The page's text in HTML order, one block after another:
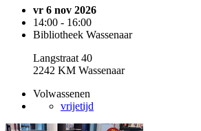
vr 6 nov 2026
14:00 - 16:00
Bibliotheek Wassenaar
Langstraat 40
2242 KM Wassenaar
Volwassenen
vrijetijd